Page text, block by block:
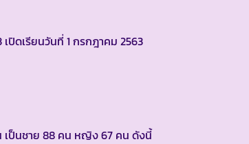
เปิดเรียนวันที่ 1 กรกฎาคม 2563
เป็นชาย 88 คน หญิง 67 คน ดังนี้